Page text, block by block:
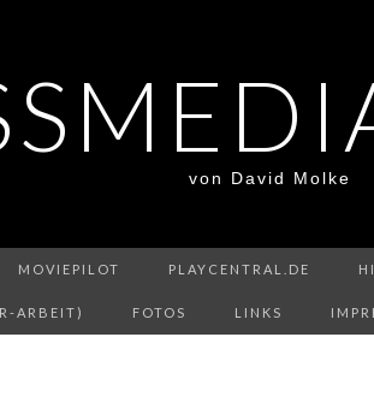
von David Molke
MOVIEPILOT PLAYCENTRAL.DE
ARBEIT) FOTOS LINKS